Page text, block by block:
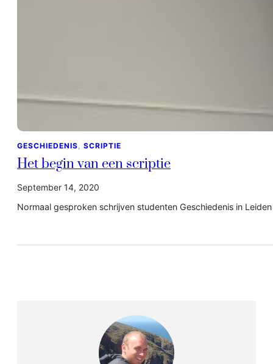
GESCHIEDENIS, SCRIPTIE
Het begin van een scriptie
September 14, 2020
Normaal gesproken schrijven studenten Geschiedenis in